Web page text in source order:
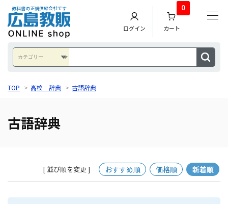
教科書の正規供給会社です
ログイン カート
0
TOP > 高校 辞典 > 古語辞典
古語辞典
[ 並び順を変更 ] おすすめ順 価格順 新着順